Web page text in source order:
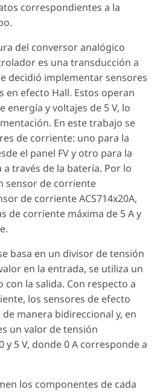
correspondientes a la
del conversor analógico
es una transducción a
decidió implementar sensores
en efecto Hall. Estos operan
energía y voltajes de 5 V, lo
En este trabajo se
de corriente: uno para la
el panel FV y otro para la
través de la batería. Por lo
sensor de corriente
de corriente ACS714x20A,
de corriente máxima de 5 A y
basa en un divisor de tensión
en la entrada, se utiliza un
con la salida. Con respecto a
los sensores de efecto
manera bidireccional y, en
un valor de tensión
5 V, donde 0 A corresponde a
los componentes de cada